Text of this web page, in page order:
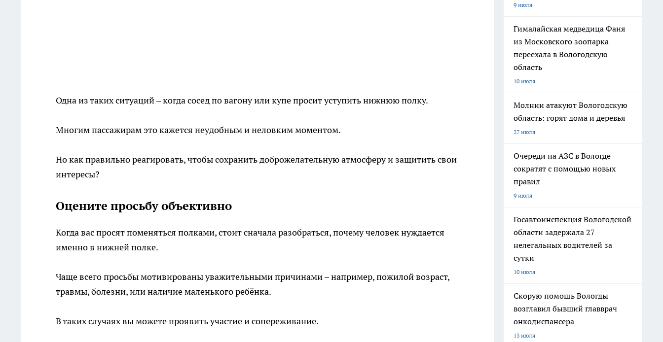
Одна из таких ситуаций – когда сосед по вагону или купе просит уступить нижнюю полку.
Многим пассажирам это кажется неудобным и неловким моментом.
Но как правильно реагировать, чтобы сохранить доброжелательную атмосферу и защитить свои
интересы?
Оцените просьбу объективно
Когда вас просят поменяться полками, стоит сначала разобраться, почему человек нуждается
именно в нижней полке.
Чаще всего просьбы мотивированы уважительными причинами – например, пожилой возраст,
травмы, болезни, или наличие маленького ребёнка.
В таких случаях вы можете проявить участие и сопереживание.
9 июля
Гималайская медведица Фаня
из Московского зоопарка
переехала в Вологодскую
область
10 июля
Молнии атакуют Вологодскую
область: горят дома и деревья
27 июля
Очереди на АЗС в Вологде
сократят с помощью новых
правил
9 июля
Госавтоинспекция Вологодской
области задержала 27
нелегальных водителей за
сутки
10 июля
Скорую помощь Вологды
возглавил бывший главврач
онкодиспансера
13 июля